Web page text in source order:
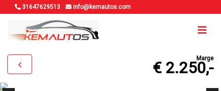
31647629513 info@kemautos.com
Marge
€ 2.250,-